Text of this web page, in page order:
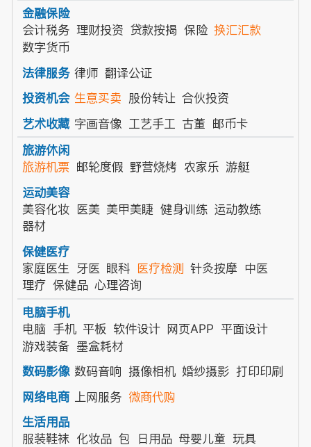
金融保险
会计税务 理财投资 贷款按揭 保险 换汇汇款
数字货币
法律服务 律师 翻译公证
投资机会 生意买卖 股份转让 合伙投资
艺术收藏 字画音像 工艺手工 古董 邮币卡
旅游休闲
旅游机票 邮轮度假 野营烧烤 农家乐 游艇
运动美容
美容化妆 医美 美甲美睫 健身训练 运动教练
器材
保健医疗
家庭医生
牙医 眼科 医疗检测 针灸按摩 中医
理疗 保健品 心理咨询
电脑手机
电脑 手机 平板 软件设计 网页APP 平面设计
游戏装备 墨盒耗材
数码影像 数码音响 摄像相机 婚纱摄影 打印印刷
网络电商
上网服务 微商代购
生活用品
服装鞋袜 化妆品 包 日用品 母婴儿童 玩具